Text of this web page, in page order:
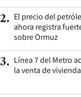
2. El precio del
ahora registra
sobre Ormuz
3. Línea 7 del Metro
la venta de